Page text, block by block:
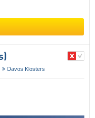
Davos Klosters